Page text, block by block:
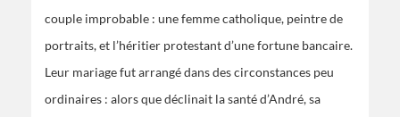
couple improbable : une femme catholique, peintre de
portraits, et l’héritier protestant d’une fortune bancaire.
Leur mariage fut arrangé dans des circonstances peu
ordinaires : alors que déclinait la santé d’André, sa